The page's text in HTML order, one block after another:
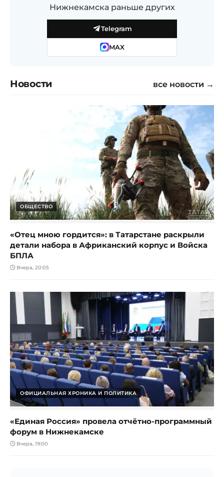
Нижнекамска раньше других
Telegram
MAX
Новости все новости →
ОБЩЕСТВО
«Отец мною гордится»: в Татарстане раскрыли
детали набора в Африканский корпус и Войска
БПЛА
Вчера, 20:05
ОФИЦИАЛЬНАЯ ХРОНИКА И ПОЛИТИКА
«Единая Россия» провела отчётно-программный
форум в Нижнекамске
Вчера, 19:00